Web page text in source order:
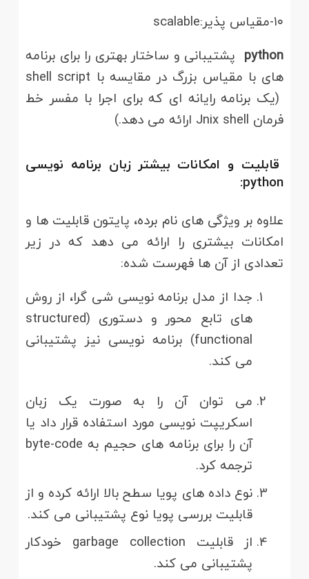
۱۰-مقیاس پذیر
:
scalable
python پشتیبانی و ساختار بهتری را برای برنامه
های با مقیاس بزرگ
در مقایسه با shell script
(یک برنامه رایانه ای که برای اجرا با مفسر خط
فرمان Jnix shell ارائه می دهد.)
قابلیت و امکانات بیشتر زبان برنامه نویسی
python:
علاوه بر ویژگی های نام برده، پایتون قابلیت ها و
امکانات بیشتری را ارائه می دهد که در زیر
تعدادی از آن ها فهرست شده:
جدا از مدل برنامه نویسی شی گرا، از روش
های تابع محور و دستوری structured)
functional) برنامه نویسی نیز پشتیبانی
می کند.
می توان آن را به صورت یک زبان
اسکریپت نویسی مورد استفاده قرار داد یا
آن را برای برنامه های حجیم به byte-code
ترجمه کرد.
نوع داده های پویا سطح بالا ارائه کرده و از
قابلیت بررسی پویا نوع پشتیبانی می کند.
از قابلیت garbage collection خودکار
پشتیبانی می کند.